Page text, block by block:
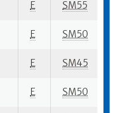
E SM55
E SM50
E SM45
E SM50